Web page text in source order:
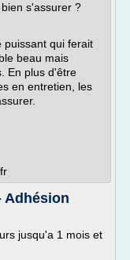
s'assurer ?
puissant qui ferait
beau mais
En plus d'être
en entretien, les
Adhésion
jusqu'a 1 mois et